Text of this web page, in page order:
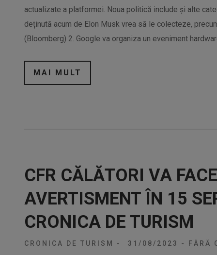
actualizate a platformei. Noua politică include și alte
deținută acum de Elon Musk vrea să le colecteze,
(Bloomberg) 2. Google va organiza un eveniment
MAI MULT
CFR CĂLĂTORI VA
AVERTISMENT ÎN 15
CRONICA DE TURISM
CRONICA DE TURISM - 31/08/2023 - FĂRĂ